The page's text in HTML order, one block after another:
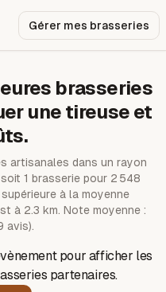
Gérer mes brasseries
brasseries
une tireuse et
artisanales dans un rayon
soit 1 brasserie pour 2 548
à la moyenne
à 2.3 km. Note moyenne :
avis).
pour afficher les
partenaires.